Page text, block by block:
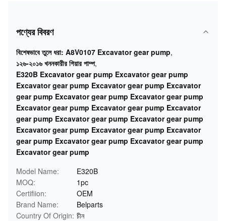
পণ্যের বিবরণ
বিশেষভাবে তুলে ধরা: A8V0107 Excavator gear pump,
১২৬-২০১৬ খননকারীর গিয়ার পাম্প,
E320B Excavator gear pump Excavator gear pump
Excavator gear pump Excavator gear pump Excavator
gear pump Excavator gear pump Excavator gear pump
Excavator gear pump Excavator gear pump Excavator
gear pump Excavator gear pump Excavator gear pump
Excavator gear pump Excavator gear pump Excavator
gear pump Excavator gear pump Excavator gear pump
Excavator gear pump
Model Name:
E320B
MOQ:
1pc
Certifiion:
OEM
Brand Name:
Belparts
Country Of Origin: চীন